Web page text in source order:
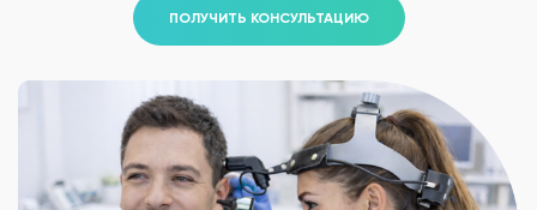
ПОЛУЧИТЬ КОНСУЛЬТАЦИЮ